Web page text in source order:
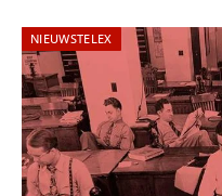
NIEUWSTELEX